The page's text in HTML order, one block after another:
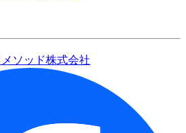
ソッド株式会社